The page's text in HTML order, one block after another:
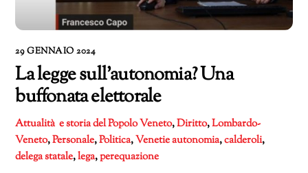
29 GENNAIO 2024
La legge sull’autonomia? Una
buffonata elettorale
Attualità e storia del Popolo Veneto,Diritto,Lombardo-
Veneto,Personale,Politica,Venetieautonomia,calderoli,
delega statale,lega,perequazione